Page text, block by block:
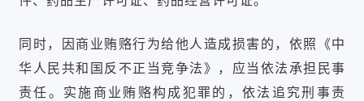
同时，因商业贿赂行为给他人造成损害的，依照《中
华人民共和国反不正当竞争法》，应当依法承担民事
责任。实施商业贿赂构成犯罪的，依法追究刑事责